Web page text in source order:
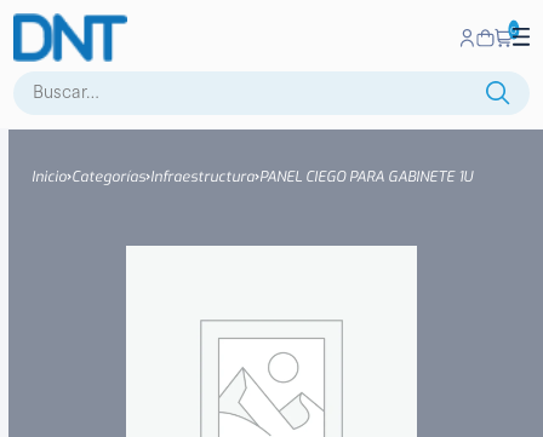
Buscar:
0
Inicio Categorías Infraestructura PANEL CIEGO PARA GABINETE 1U